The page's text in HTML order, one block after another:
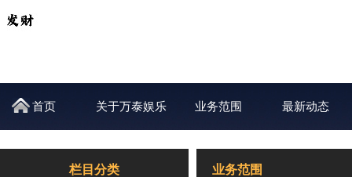
首页 关于万泰娱乐 业务范围 最新动态
栏目分类 业务范围